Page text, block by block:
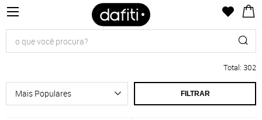
Total: 302
FILTRAR